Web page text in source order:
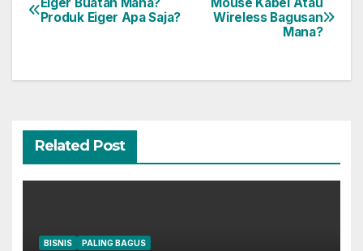
Post
Wireless Bagusan
Mana?
Produk Eiger Apa Saja?
Related Post
BISNIS PALING BAGUS